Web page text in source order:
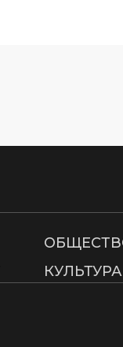
КУЛЬТУРА